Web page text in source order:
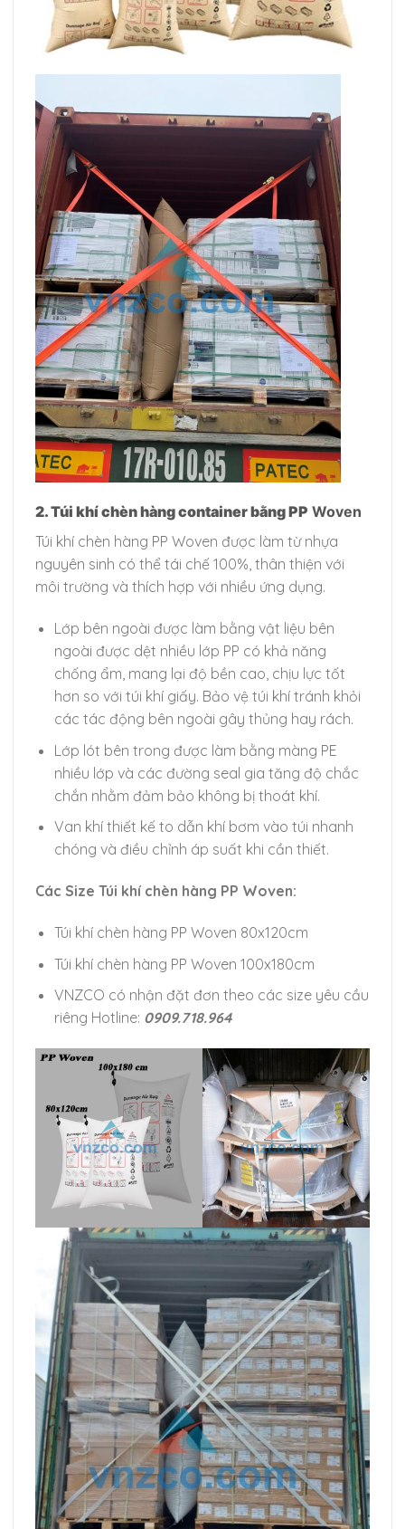
2. Túi khí chèn hàng container bằng PP Woven
Túi khí chèn hàng PP Woven được làm từ nhựa
nguyên sinh có thể tái chế 100%, thân thiện với
môi trường và thích hợp với nhiều ứng dụng.
Lớp bên ngoài được làm bằng vật liệu bên
ngoài được dệt nhiều lớp PP có khả năng
chống ẩm, mang lại độ bền cao, chịu lực tốt
hơn so với túi khí giấy. Bảo vệ túi khí tránh khỏi
các tác động bên ngoài gây thủng hay rách.
Lớp lót bên trong được làm bằng màng PE
nhiều lớp và các đường seal gia tăng độ chắc
chắn nhằm đảm bảo không bị thoát khí.
Van khí thiết kế to dẫn khí bơm vào túi nhanh
chóng và điều chỉnh áp suất khi cần thiết.
Các Size Túi khí chèn hàng PP Woven:
Túi khí chèn hàng PP Woven 80x120cm
Túi khí chèn hàng PP Woven 100x180cm
VNZCO có nhận đặt đơn theo các size yêu cầu
riêng Hotline: 0909.718.964